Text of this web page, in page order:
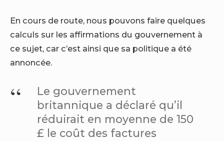
En cours de route, nous pouvons faire quelques
calculs sur les affirmations du gouvernement à
ce sujet, car c’est ainsi que sa politique a été
annoncée.
Le gouvernement
britannique a déclaré qu’il
réduirait en moyenne de 150
£ le coût des factures